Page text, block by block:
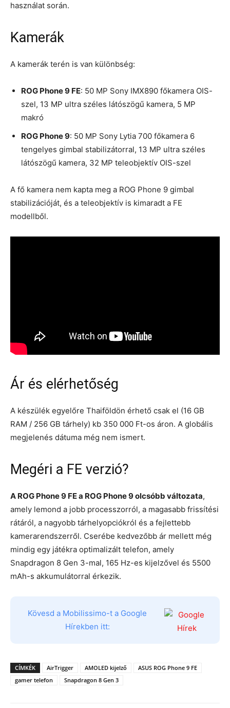
használat során.
Kamerák
A kamerák terén is van különbség:
ROG Phone 9 FE: 50 MP Sony IMX890 főkamera OIS-
szel, 13 MP ultra széles látószögű kamera, 5 MP
makró
ROG Phone 9: 50 MP Sony Lytia 700 főkamera 6
tengelyes gimbal stabilizátorral, 13 MP ultra széles
látószögű kamera, 32 MP teleobjektív OIS-szel
A fő kamera nem kapta meg a ROG Phone 9 gimbal
stabilizációját, és a teleobjektív is kimaradt a FE
modellből.
Ár és elérhetőség
A készülék egyelőre Thaiföldön érhető csak el (16 GB
RAM / 256 GB tárhely) kb 350 000 Ft-os áron. A globális
megjelenés dátuma még nem ismert.
Megéri a FE verzió?
A ROG Phone 9 FE a ROG Phone 9 olcsóbb változata,
amely lemond a jobb processzorról, a magasabb frissítési
rátáról, a nagyobb tárhelyopciókról és a fejlettebb
kamerarendszerről. Cserébe kedvezőbb ár mellett még
mindig egy játékra optimalizált telefon, amely
Snapdragon 8 Gen 3-mal, 165 Hz-es kijelzővel és 5500
mAh-s akkumulátorral érkezik.
Kövesd a Mobilissimo-t a Google
Hírekben itt:
CÍMKÉK AirTrigger AMOLED kijelző
ASUS ROG Phone 9 FE
gamer telefon
Snapdragon 8 Gen 3